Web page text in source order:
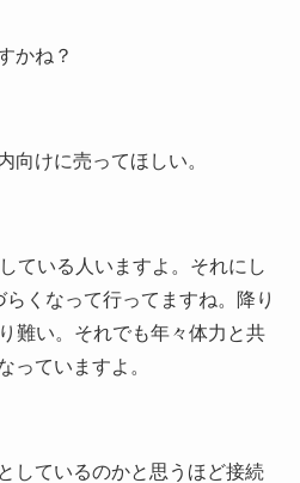
かね？
向けに売ってほしい。
ている人いますよ。それにし
くなって行ってますね。降り
難い。それでも年々体力と共
っていますよ。
しているのかと思うほど接続